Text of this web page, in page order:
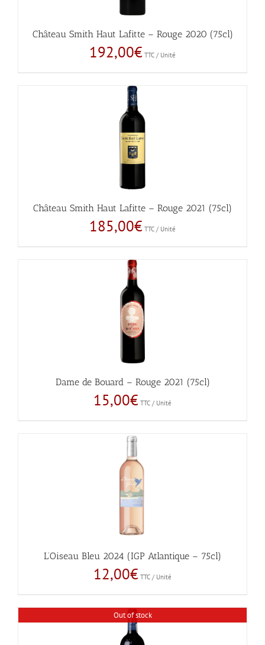
Château Smith Haut Lafitte – Rouge 2020 (75cl)
192,00€ TTC / Unité
Château Smith Haut Lafitte – Rouge 2021 (75cl)
185,00€ TTC / Unité
Dame de Bouard – Rouge 2021 (75cl)
15,00€ TTC / Unité
L’Oiseau Bleu 2024 (IGP Atlantique – 75cl)
12,00€ TTC / Unité
Out of stock